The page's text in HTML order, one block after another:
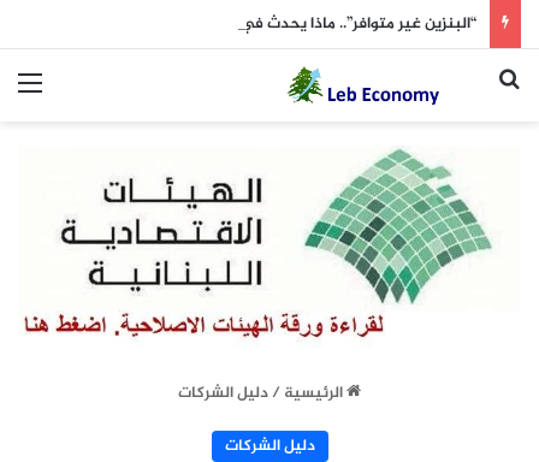
“البنزين غير متوافر”.. ماذا يحدث في بعلبك؟
بحث عن
الرئيسية/دليل الشركات
دليل الشركات